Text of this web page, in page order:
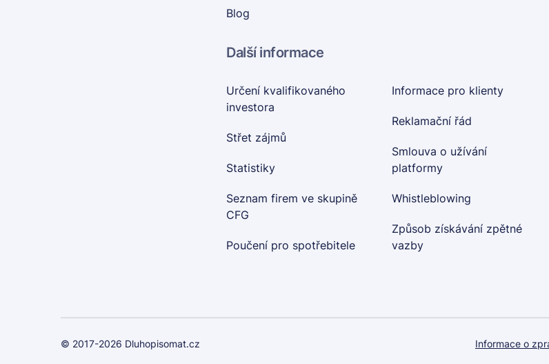
Blog
Další informace
Určení kvalifikovaného
investora
Střet zájmů
Statistiky
Seznam firem ve skupině
CFG
Poučení pro spotřebitele
Informace pro klienty
Reklamační řád
Smlouva o užívání
platformy
Whistleblowing
Způsob získávání zpětné
vazby
© 2017-2026 Dluhopisomat.cz Informace o